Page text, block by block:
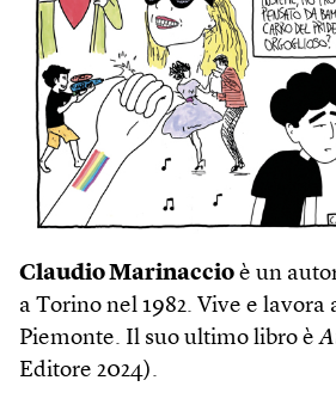
Claudio Marinaccio è un
a Torino nel 1982. Vive e lavora
Piemonte. Il suo ultimo libro è
Editore 2024).